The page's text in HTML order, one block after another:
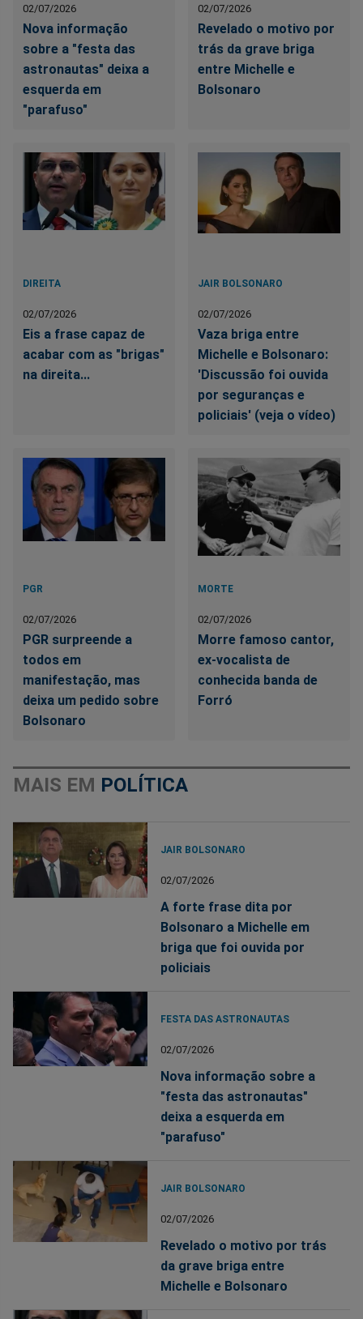
02/07/2026
Nova informação
sobre a "festa das
astronautas" deixa a
esquerda em
"parafuso"
02/07/2026
Revelado o motivo por
trás da grave briga
entre Michelle e
Bolsonaro
DIREITA
02/07/2026
Eis a frase capaz de
acabar com as "brigas"
na direita...
JAIR BOLSONARO
02/07/2026
Vaza briga entre
Michelle e Bolsonaro:
'Discussão foi ouvida
por seguranças e
policiais' (veja o vídeo)
PGR
02/07/2026
PGR surpreende a
todos em
manifestação, mas
deixa um pedido sobre
Bolsonaro
MORTE
02/07/2026
Morre famoso cantor,
ex-vocalista de
conhecida banda de
Forró
MAIS EM POLÍTICA
JAIR BOLSONARO
02/07/2026
A forte frase dita por
Bolsonaro a Michelle em
briga que foi ouvida por
policiais
FESTA DAS ASTRONAUTAS
02/07/2026
Nova informação sobre a
"festa das astronautas"
deixa a esquerda em
"parafuso"
JAIR BOLSONARO
02/07/2026
Revelado o motivo por trás
da grave briga entre
Michelle e Bolsonaro